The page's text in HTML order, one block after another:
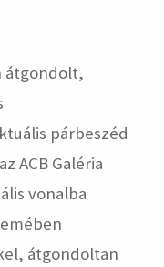
átgondolt,
párbeszéd
ACB Galéria
vonalba
átgondoltan